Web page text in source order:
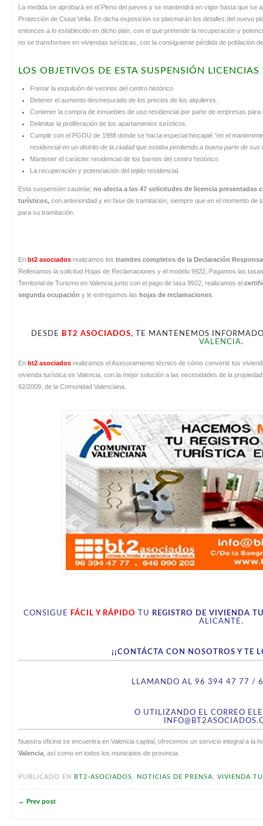
La medida se aprobará en el Pleno del jueves y se mantendrá en vigor hasta que se
Protección de Ciutat Vella. En dicha exposición se plasmarán los detalles del nuevo
entonces a lo establecido en dicho plan, con el que pretende la recuperación y
no se transformen en viviendas turísticas, con la consiguiente pérdida de población
LOS OBJETIVOS DE ESTA SUSPENSIÓN LICENCIAS
Frenar la expulsión de vecinos del centro histórico
Detener el aumento desmesurado de los precios de los alquileres.
Contener la compra de inmuebles de uso residencial por parte de empresas
Delimitar la proliferación de los apartamentos turísticos.
Cumplir con el PGOU de 1988 donde se hacía especial hincapié “en el
residencial en un distrito de la ciudad que estaba perdiendo a buena parte de sus
Mantener el carácter residencial de los barrios del centro histórico.
La recuperación y potenciación del tejido residencial.
Esta suspensión cautelar, no afecta a las 47 solicitudes de licencia presentadas
turísticos, con anterioridad y en fase de tramitación, siempre que en el momento
para su tramitación.
En bt2 asociados realizamos los tramites completos de la Declaración
Rellenamos la solicitud Hojas de Reclamaciones y el modelo 9922, Pagamos las
Territorial de Turismo en Valencia junto con el pago de tasa 9922, realizamos el
segunda ocupación y le entregamos las hojas de reclamaciones.
DESDE BT2 ASOCIADOS, TE MANTENEMOS
VALENCIA.
En bt2 asociados realizamos el Asesoramiento técnico de cómo convertir tus
vivienda turística en Valencia, con la mejor solución a las necesidades de la
92/2009, de la Comunidad Valenciana.
CONSIGUE FÁCIL Y RÁPIDO TU
REGISTRO DE VIVIENDA
ALICANTE.
¡¡CONTÁCTA CON NOSOTROS Y TE
LLAMANDO AL 96 394 47 77 /
O UTILIZANDO EL CORREO
Nuestra oficina se encuentra en Valencia capital, ofrecemos un servicio integral a la
Valencia , así como en todos los municipios de provincia.
PUBLICADO EN BT2-ASOCIADOS NOTICIAS DE PRENSA VIVIENDA
← Prev post